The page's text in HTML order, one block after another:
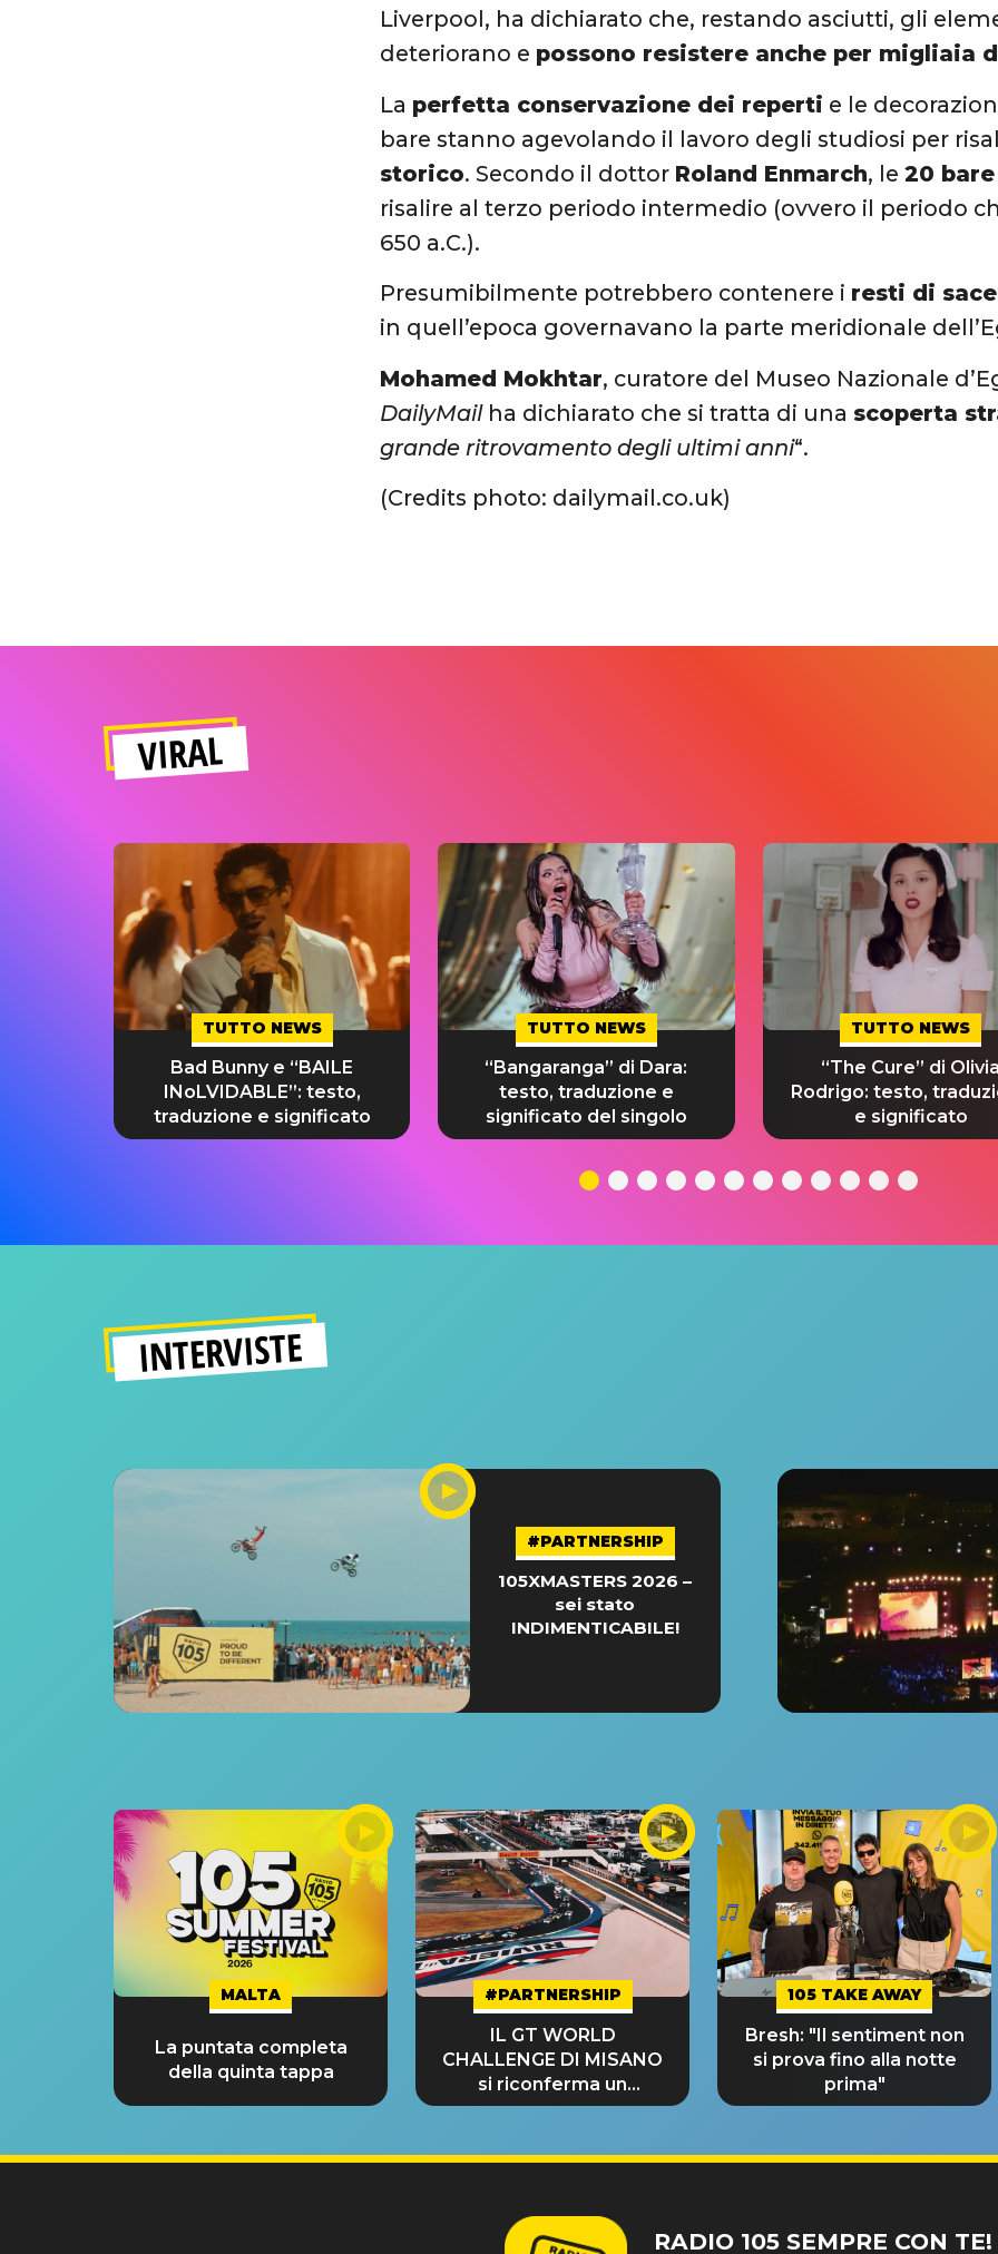
Liverpool, ha dichiarato che, restando asciutti, gli
deteriorano e possono resistere anche per migliaia
La perfetta conservazione dei reperti e le
bare stanno agevolando il lavoro degli studiosi per
storico. Secondo il dottor Roland Enmarch, le20
risalire al terzo periodo intermedio (ovvero il periodo
650 a.C.).
Presumibilmente potrebbero contenere i resti di
in quell’epoca governavano la parte meridionale
Mohamed Mokhtar, curatore del Museo Nazionale
DailyMailha dichiarato che si tratta di una scoperta
grande ritrovamento degli ultimi anni“.
(Credits photo: dailymail.co.uk)
VIRAL
TUTTO NEWS
Bad Bunny e “BAILE
INoLVIDABLE”: testo,
traduzione e significato
TUTTO NEWS
“Bangaranga” di Dara:
testo, traduzione e
significato del singolo
TUTTO NEWS
“The Cure” di Olivia
Rodrigo: testo,
e significato
INTERVISTE
#PARTNERSHIP
105XMASTERS 2026 –
sei stato
INDIMENTICABILE!
MALTA
La puntata completa
della quinta tappa
#PARTNERSHIP
IL GT WORLD
CHALLENGE DI MISANO
si riconferma un
GRANDE SUCCESSO!
105 TAKE AWAY
Bresh: "Il sentiment non
si prova fino alla notte
prima"
RADIO 105 SEMPRE CON TE!